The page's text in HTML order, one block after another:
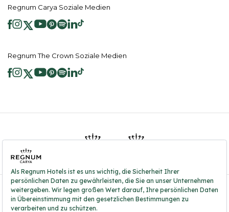
Regnum Carya Soziale Medien
Regnum The Crown Soziale Medien
2026 ® Regnum Hotels. Alle Rechte vorbehalten.